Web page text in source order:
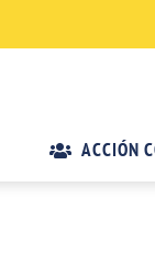
ACCIÓN